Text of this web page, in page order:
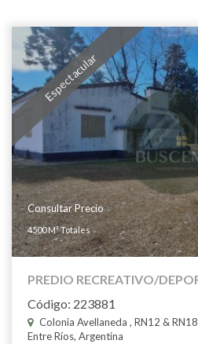
Espectacular
Consultar Precio
4500 M² Totales
PREDIO RECREATIVO/
Código: 223881
Colonia Avellaneda , RN12 &
Entre Ríos, Argentina